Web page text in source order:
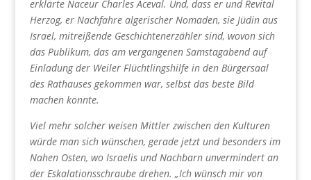
erklärte Naceur Charles Aceval. Und, dass er und Revital
Herzog, er Nachfahre algerischer Nomaden, sie Jüdin aus
Israel, mitreißende Geschichtenerzähler sind, wovon sich
das Publikum, das am vergangenen Samstagabend auf
Einladung der Weiler Flüchtlingshilfe in den Bürgersaal
des Rathauses gekommen war, selbst das beste Bild
machen konnte.
Viel mehr solcher weisen Mittler zwischen den Kulturen
würde man sich wünschen, gerade jetzt und besonders im
Nahen Osten, wo Israelis und Nachbarn unvermindert an
der Eskalationsschraube drehen. „Ich wünsch mir von